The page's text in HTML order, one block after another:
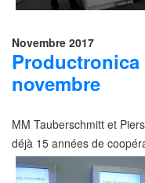
Novembre 2017
Productronica
novembre
MM Tauberschmitt et
déjà 15 années de